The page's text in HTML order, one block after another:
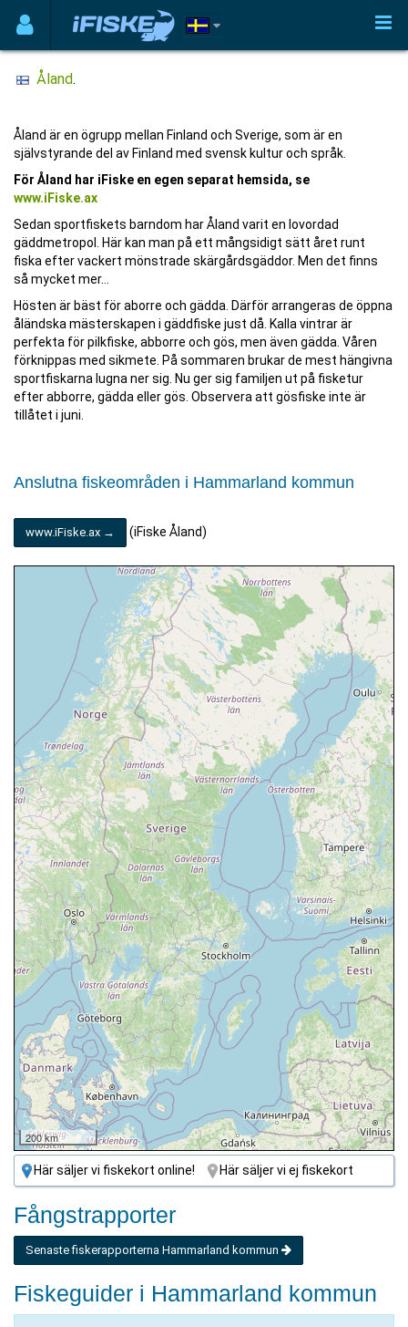
Åland.
Åland är en ögrupp mellan Finland och Sverige, som är en
självstyrande del av Finland med svensk kultur och språk.
För Åland har iFiske en egen separat hemsida, se
www.iFiske.ax
Sedan sportfiskets barndom har Åland varit en lovordad
gäddmetropol. Här kan man på ett mångsidigt sätt året runt
fiska efter vackert mönstrade skärgårdsgäddor. Men det finns
så mycket mer…
Hösten är bäst för aborre och gädda. Därför arrangeras de öppna
åländska mästerskapen i gäddfiske just då. Kalla vintrar är
perfekta för pilkfiske, abborre och gös, men även gädda. Våren
förknippas med sikmete. På sommaren brukar de mest hängivna
sportfiskarna lugna ner sig. Nu ger sig familjen ut på fisketur
efter abborre, gädda eller gös. Observera att gösfiske inte är
tillåtet i juni.
Anslutna fiskeområden i Hammarland kommun
www.iFiske.ax → (iFiske Åland)
200 km
Här säljer vi fiskekort online! Här säljer vi ej fiskekort
Fångstrapporter
Senaste fiskerapporterna Hammarland kommun
Fiskeguider i Hammarland kommun